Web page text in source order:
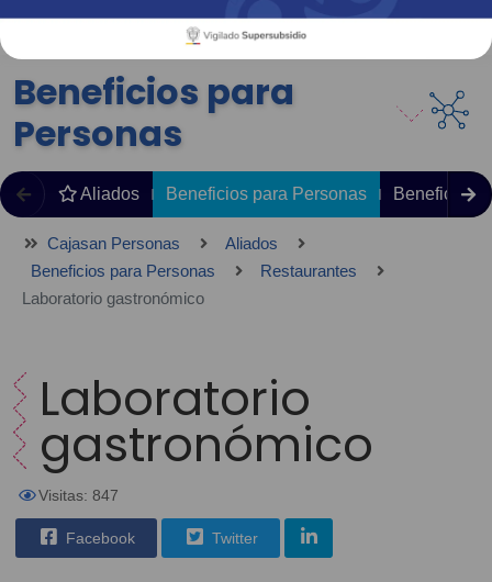
Beneficios para
Personas
Aliados Beneficios para Personas Beneficios
Cajasan Personas
Aliados
Beneficios para Personas
Restaurantes
Laboratorio gastronómico
Laboratorio
gastronómico
Visitas: 847
Facebook Twitter